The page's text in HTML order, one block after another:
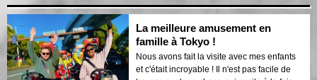
La meilleure amusement en
famille à Tokyo !
Nous avons fait la visite avec mes enfants
et c'était incroyable ! Il n'est pas facile de